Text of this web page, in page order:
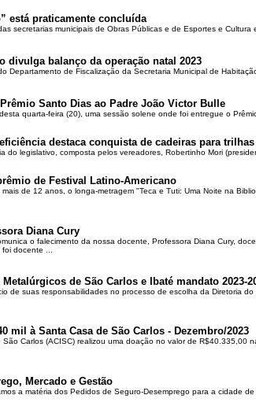
está praticamente concluída
secretarias municipais de Obras Públicas e de Esportes e
divulga balanço da operação natal 2023
Departamento de Fiscalização da Secretaria Municipal de
Santo Dias ao Padre João Victor Bulle
quarta-feira (20), uma sessão solene onde foi entregue o
destaca conquista de cadeiras para
do legislativo, composta pelos vereadores, Robertinho Mori
de Festival Latino-Americano
de 12 anos, o longa-metragem "Teca e Tuti: Uma Noite na
Diana Cury
o falecimento da nossa docente, Professora Diana Cury,
docente ...
de São Carlos e Ibaté mandato 2023-
de suas responsabilidades no processo de escolha da Diretoria
mil à Santa Casa de São Carlos - Dezembro/2023
São Carlos (ACISC) realizou uma doação no valor de R$40.335,00
Mercado e Gestão
a matéria dos Pedidos de Seguro-Desemprego para a cidade